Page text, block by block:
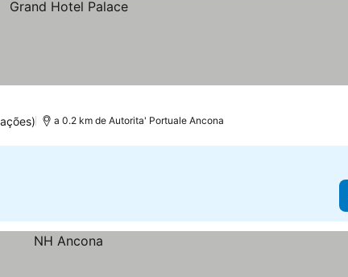
a 0.2 km de Autorita' Portuale Ancona